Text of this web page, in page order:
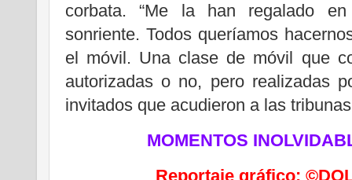
corbata. “Me la han regalado
sonriente. Todos queríamos
el móvil. Una clase de móvil que
autorizadas o no, pero realizadas
invitados que acudieron a las
MOMENTOS
Reportaje gráfico: